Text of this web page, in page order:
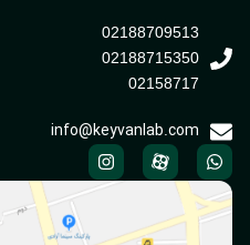
02188709513
02188715350
02158717
info@keyvanlab.com